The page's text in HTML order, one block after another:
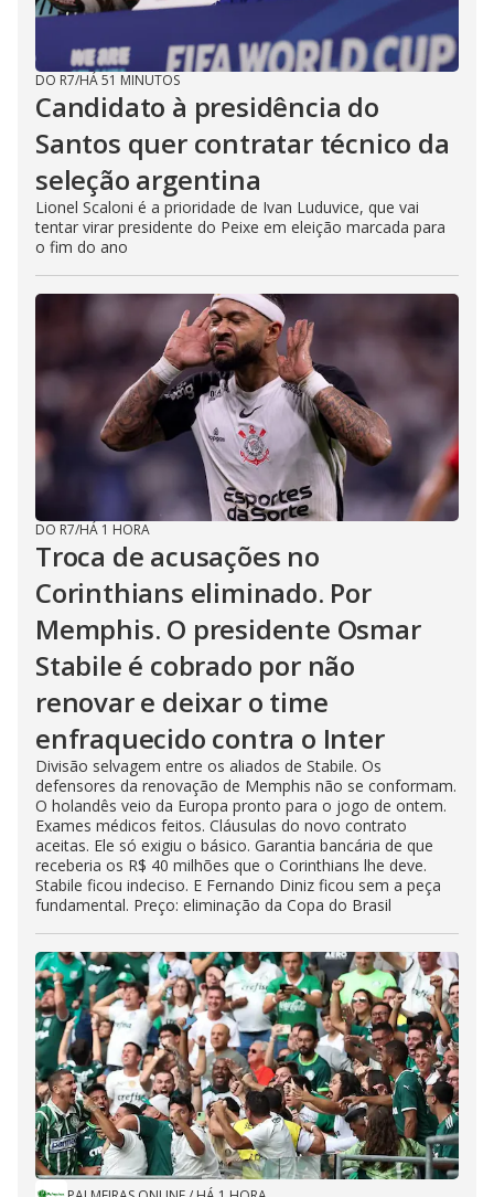
DO R7/HÁ 51 MINUTOS
Candidato à presidência do
Santos quer contratar técnico da
seleção argentina
Lionel Scaloni é a prioridade de Ivan Luduvice, que vai
tentar virar presidente do Peixe em eleição marcada para
o fim do ano
DO R7/HÁ 1 HORA
Troca de acusações no
Corinthians eliminado. Por
Memphis. O presidente Osmar
Stabile é cobrado por não
renovar e deixar o time
enfraquecido contra o Inter
Divisão selvagem entre os aliados de Stabile. Os
defensores da renovação de Memphis não se conformam.
O holandês veio da Europa pronto para o jogo de ontem.
Exames médicos feitos. Cláusulas do novo contrato
aceitas. Ele só exigiu o básico. Garantia bancária de que
receberia os R$ 40 milhões que o Corinthians lhe deve.
Stabile ficou indeciso. E Fernando Diniz ficou sem a peça
fundamental. Preço: eliminação da Copa do Brasil